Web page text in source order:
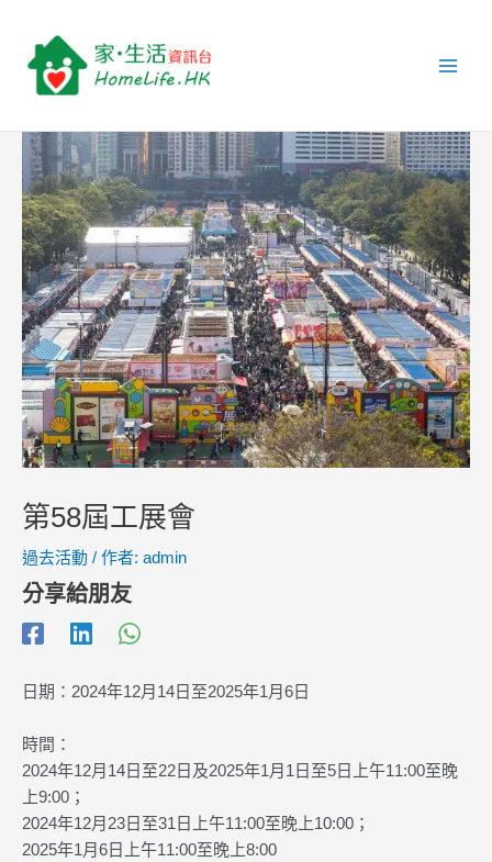
第58屆工展會
過去活動 / 作者: admin
分享給朋友
日期：2024年12月14日至2025年1月6日
時間：
2024年12月14日至22日及2025年1月1日至5日上午11:00至晚
上9:00；
2024年12月23日至31日上午11:00至晚上10:00；
2025年1月6日上午11:00至晚上8:00
navigation